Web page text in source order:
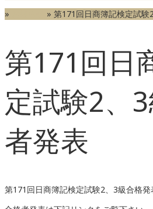
»
» 第171回日商簿記検定試験
第171回日
定試験2、
者発表
第171回日商簿記検定試験2、3級合格